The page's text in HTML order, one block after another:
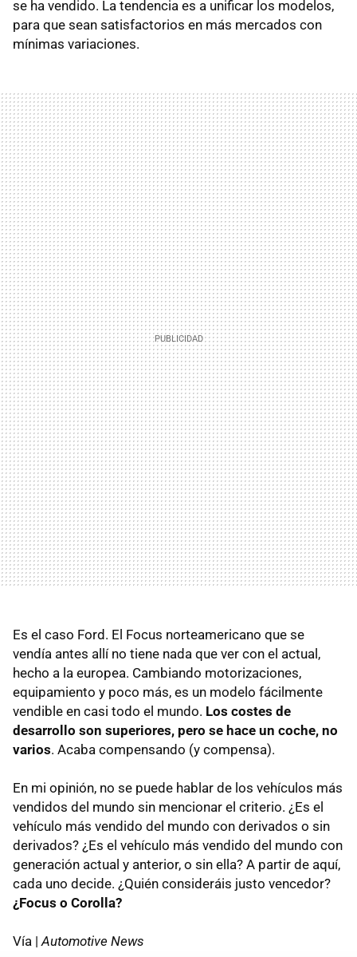
se ha vendido. La tendencia es a unificar los modelos,
para que sean satisfactorios en más mercados con
mínimas variaciones.
Es el caso Ford. El Focus norteamericano que se
vendía antes allí no tiene nada que ver con el actual,
hecho a la europea. Cambiando motorizaciones,
equipamiento y poco más, es un modelo fácilmente
vendible en casi todo el mundo. Los costes de
desarrollo son superiores, pero se hace un coche, no
varios. Acaba compensando (y compensa).
En mi opinión, no se puede hablar de los vehículos más
vendidos del mundo sin mencionar el criterio. ¿Es el
vehículo más vendido del mundo con derivados o sin
derivados? ¿Es el vehículo más vendido del mundo con
generación actual y anterior, o sin ella? A partir de aquí,
cada uno decide. ¿Quién consideráis justo vencedor?
¿Focus o Corolla?
Vía |Automotive News